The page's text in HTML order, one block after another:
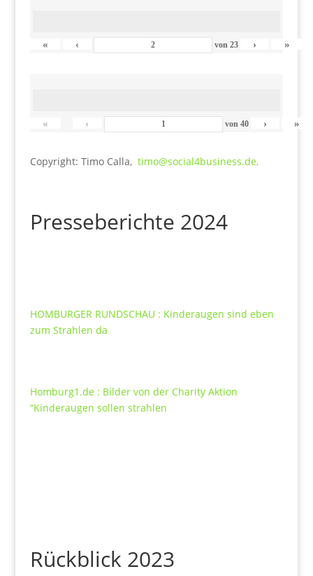
« ‹ von23 › »
« ‹ von 40 › »
Copyright: Timo Calla, timo@social4business.de,
Presseberichte 2024
HOMBURGER RUNDSCHAU : Kinderaugen sind eben
zum Strahlen da
Homburg1.de : Bilder von der Charity Aktion
“Kinderaugen sollen strahlen
Rückblick 2023